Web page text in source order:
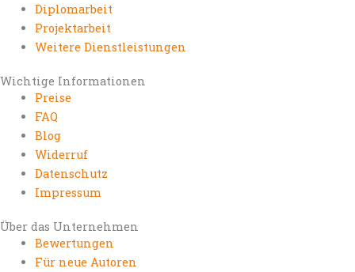
Diplomarbeit
Projektarbeit
Weitere Dienstleistungen
Wichtige Informationen
Preise
FAQ
Blog
Widerruf
Datenschutz
Impressum
Über das Unternehmen
Bewertungen
Für neue Autoren